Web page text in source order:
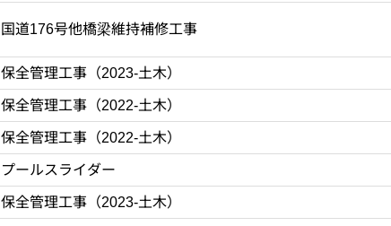
国道176号他橋梁維持補修工事
保全管理工事（2023-土木）
保全管理工事（2022-土木）
保全管理工事（2022-土木）
プールスライダー
保全管理工事（2023-土木）